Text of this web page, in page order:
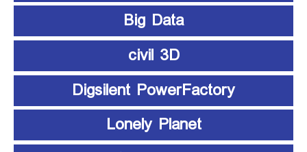
Big Data
civil 3D
Digsilent PowerFactory
Lonely Planet